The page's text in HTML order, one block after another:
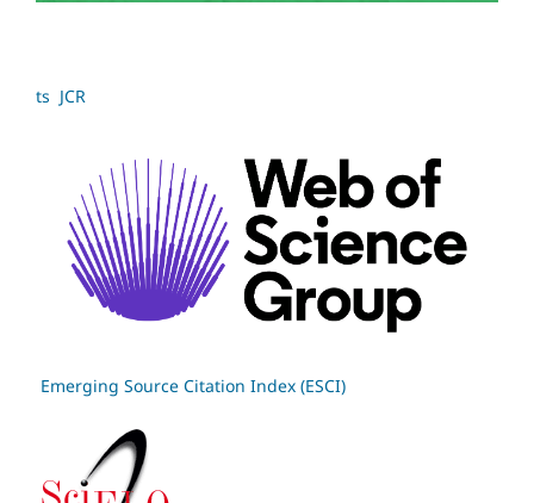
ts JCR
Emerging Source Citation Index (ESCI)